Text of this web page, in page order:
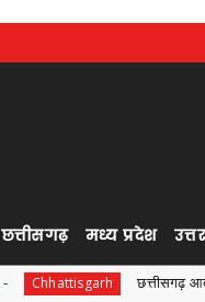
छत्तीसगढ़ मध्य प्रदेश
छत्तीसगढ़ आबकारी विभाग की बड़ी